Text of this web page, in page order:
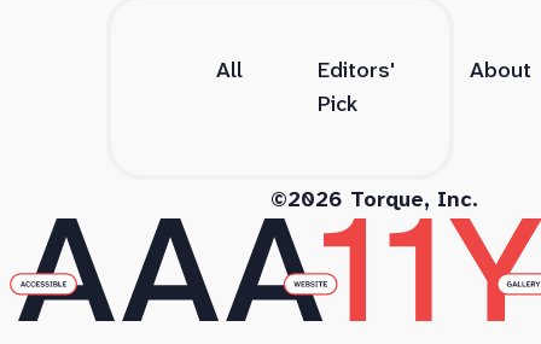
All
Editors'
Pick
About
©2026 Torque, Inc.